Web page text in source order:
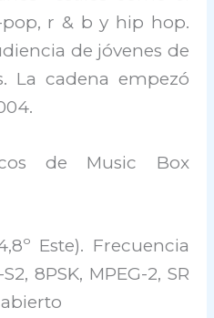
r & b y hip hop.
de jóvenes de
La cadena empezó
de Music Box
Este). Frecuencia
8PSK, MPEG-2, SR
abierto